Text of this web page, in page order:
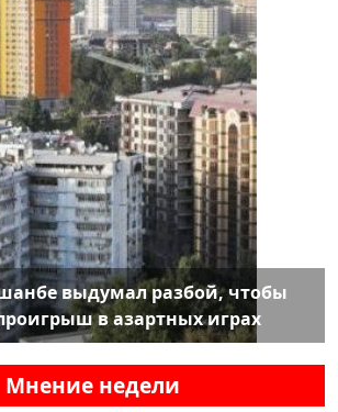
выдумал разбой, чтобы
в азартных играх
Мнение недели